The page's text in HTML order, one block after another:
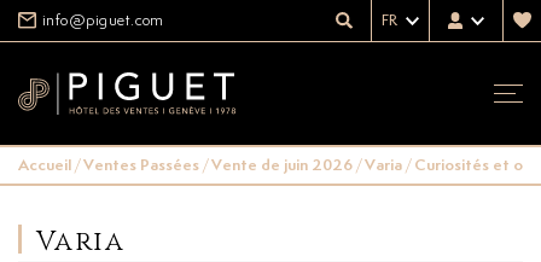
info@piguet.com FR
Accueil/Ventes Passées/Vente de juin 2026/Varia/Curiosités et
Varia